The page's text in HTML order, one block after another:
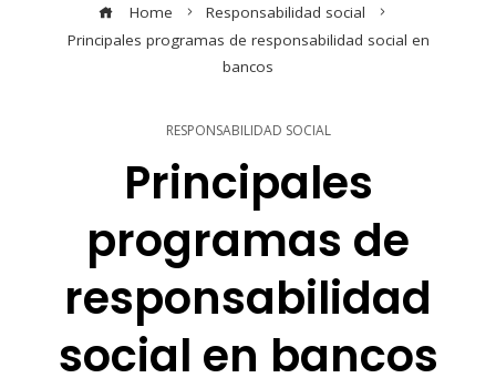
Home
Responsabilidad social
Principales programas de responsabilidad social en
bancos
RESPONSABILIDAD SOCIAL
Principales
programas de
responsabilidad
social en bancos